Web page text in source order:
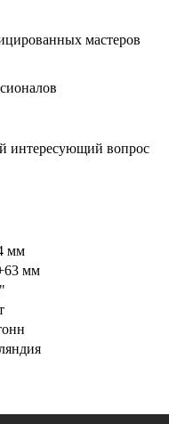
мастеров
интересующий вопрос
мм
мм